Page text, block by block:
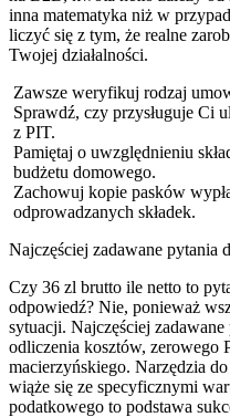
inna matematyka niż w
liczyć się z tym, że realne
Twojej działalności.
Zawsze weryfikuj rodzaj
Sprawdź, czy przysługuje Ci
z PIT.
Pamiętaj o uwzględnieniu
budżetu domowego.
Zachowuj kopie pasków
odprowadzanych składek.
Najczęściej zadawane pytania
Czy 36 zl brutto ile netto to
odpowiedź? Nie, ponieważ
sytuacji. Najczęściej
odliczenia kosztów, zerowego
macierzyńskiego. Narzędzia
wiąże się ze specyficznymi
podatkowego to podstawa